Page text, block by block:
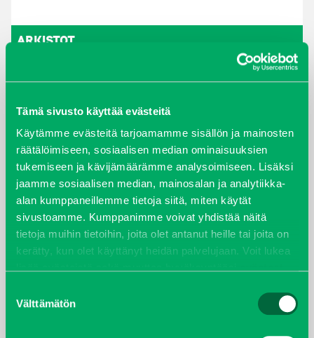
Tämä sivusto käyttää evästeitä
Käytämme evästeitä tarjoamamme sisällön ja mainosten
räätälöimiseen, sosiaalisen median ominaisuuksien
tukemiseen ja kävijämäärämme analysoimiseen. Lisäksi
jaamme sosiaalisen median, mainosalan ja analytiikka-
alan kumppaneillemme tietoja siitä, miten käytät
sivustoamme. Kumppanimme voivat yhdistää näitä
tietoja muihin tietoihin, joita olet antanut heille tai joita on
kerätty, kun olet käyttänyt heidän palvelujaan. Voit lukea
valinta
Välttämätön
ARKISTOT
elokuu 2024
syyskuu 2023
joulukuu 2022
huhtikuu 2022
helmikuu 2022